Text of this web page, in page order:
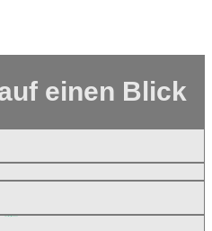
einen Blick